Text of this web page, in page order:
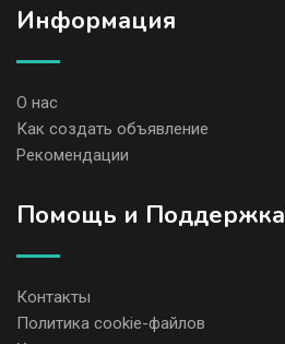
Информация
О нас
Как создать объявление
Рекомендации
Помощь и Поддержка
Контакты
Политика cookie-файлов